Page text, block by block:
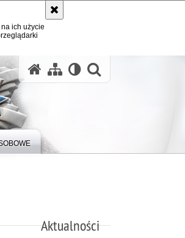
ich użycie
Aktualności